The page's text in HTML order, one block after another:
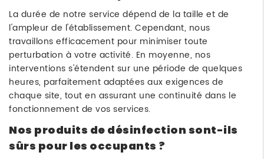
La durée de notre service dépend de la taille et de
l'ampleur de l'établissement. Cependant, nous
travaillons efficacement pour minimiser toute
perturbation à votre activité. En moyenne, nos
interventions s'étendent sur une période de quelques
heures, parfaitement adaptées aux exigences de
chaque site, tout en assurant une continuité dans le
fonctionnement de vos services.
Nos produits de désinfection sont-ils
sûrs pour les occupants ?